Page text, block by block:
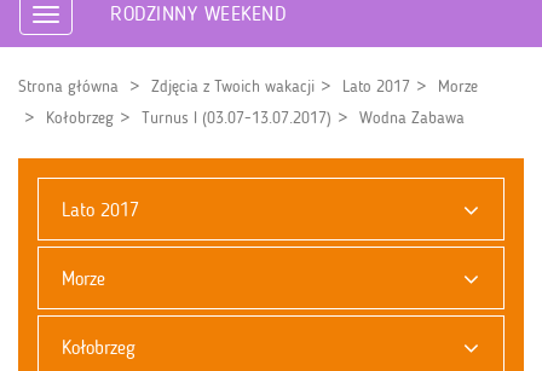
Rozwiń
nawigację
RODZINNY WEEKEND
Strona główna Zdjęcia z Twoich wakacji Lato 2017
Morze
Kołobrzeg
Turnus I (03.07-13.07.2017) Wodna Zabawa
Lato 2017
Morze
Kołobrzeg